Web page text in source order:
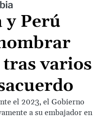
y Perú
varios
el 2023, el Gobierno
a su embajador en